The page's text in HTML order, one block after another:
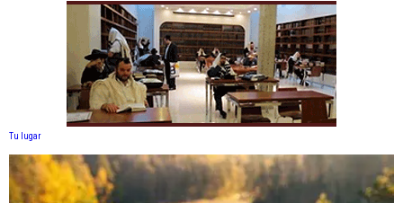
Tu lugar